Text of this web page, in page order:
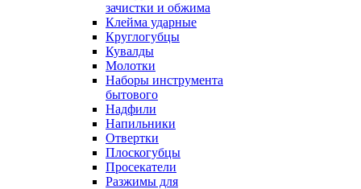
зачистки и обжима
Клейма ударные
Круглогубцы
Кувалды
Молотки
Наборы инструмента
бытового
Надфили
Напильники
Отвертки
Плоскогубцы
Просекатели
Разжимы для